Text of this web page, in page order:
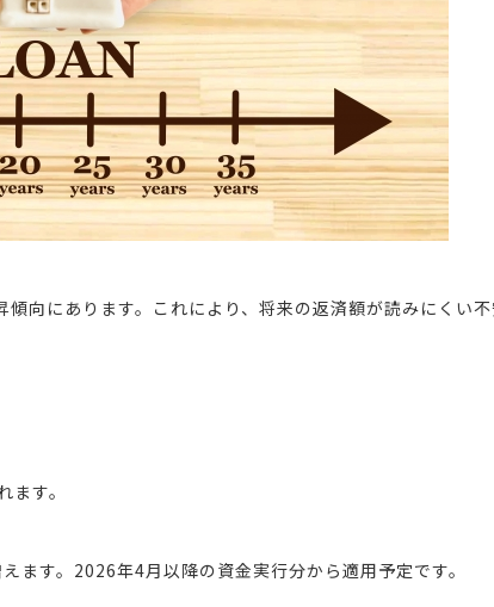
向にあります。これにより、将来の返済額が読みにくい
す。
ます。 2026年4月以降の資金実行分から適用予定です。